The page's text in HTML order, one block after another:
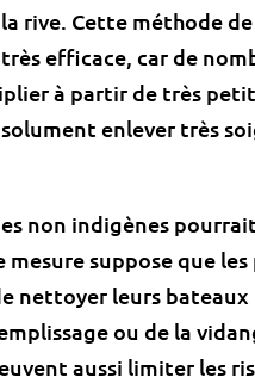
rive. Cette méthode
efficace, car de
à partir de très
enlever très
non indigènes
suppose que
nettoyer leurs bateaux
ou de la
aussi limiter les